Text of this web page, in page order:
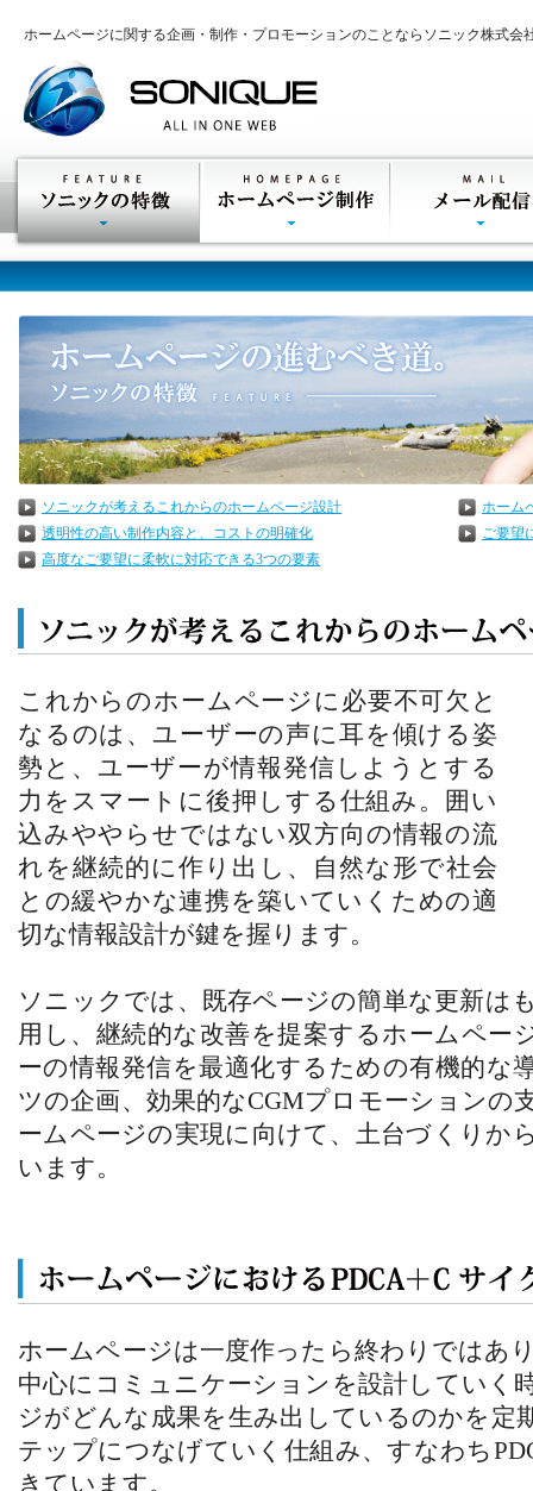
ホームページに関する企画・制作・プロモーションのことならソニック株式会
ソニックが考えるこれからのホームページ設計
透明性の高い制作内容と、コストの明確化
高度なご要望に柔軟に対応できる3つの要素
ホーム
ご要望
これからのホームページに必要不可欠と
なるのは、ユーザーの声に耳を傾ける姿
勢と、ユーザーが情報発信しようとする
力をスマートに後押しする仕組み。囲い
込みややらせではない双方向の情報の流
れを継続的に作り出し、自然な形で社会
との緩やかな連携を築いていくための適
切な情報設計が鍵を握ります。
ソニックでは、既存ページの簡単な更新は
用し、継続的な改善を提案するホームペー
ーの情報発信を最適化するための有機的な
ツの企画、効果的なCGMプロモーションの
ームページの実現に向けて、土台づくりか
います。
ホームページは一度作ったら終わりではあ
中心にコミュニケーションを設計していく
ジがどんな成果を生み出しているのかを定
テップにつなげていく仕組み、すなわち
きています。